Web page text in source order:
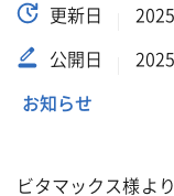
更新日
公開日
お知らせ
ビタマックス様よ